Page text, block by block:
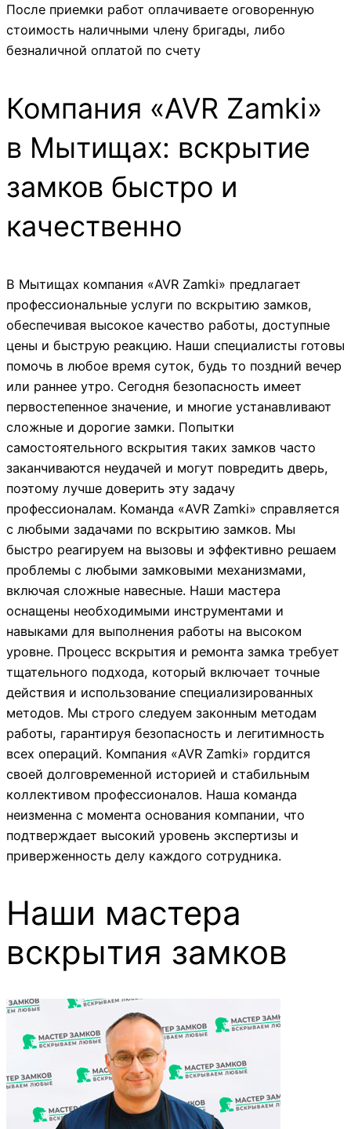
После приемки работ оплачиваете оговоренную
стоимость наличными члену бригады, либо
безналичной оплатой по счету
Компания «AVR Zamki»
в Мытищах: вскрытие
замков быстро и
качественно
В Мытищах компания «AVR Zamki» предлагает
профессиональные услуги по вскрытию замков,
обеспечивая высокое качество работы, доступные
цены и быструю реакцию. Наши специалисты готовы
помочь в любое время суток, будь то поздний вечер
или раннее утро. Сегодня безопасность имеет
первостепенное значение, и многие устанавливают
сложные и дорогие замки. Попытки
самостоятельного вскрытия таких замков часто
заканчиваются неудачей и могут повредить дверь,
поэтому лучше доверить эту задачу
профессионалам. Команда «AVR Zamki» справляется
с любыми задачами по вскрытию замков. Мы
быстро реагируем на вызовы и эффективно решаем
проблемы с любыми замковыми механизмами,
включая сложные навесные. Наши мастера
оснащены необходимыми инструментами и
навыками для выполнения работы на высоком
уровне. Процесс вскрытия и ремонта замка требует
тщательного подхода, который включает точные
действия и использование специализированных
методов. Мы строго следуем законным методам
работы, гарантируя безопасность и легитимность
всех операций. Компания «AVR Zamki» гордится
своей долговременной историей и стабильным
коллективом профессионалов. Наша команда
неизменна с момента основания компании, что
подтверждает высокий уровень экспертизы и
приверженность делу каждого сотрудника.
Наши мастера
вскрытия замков